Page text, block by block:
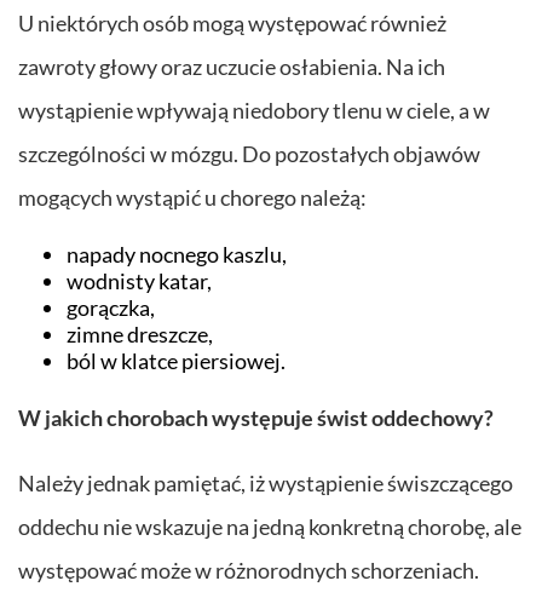
U niektórych osób mogą występować również
zawroty głowy oraz uczucie osłabienia. Na ich
wystąpienie wpływają niedobory tlenu w ciele, a w
szczególności w mózgu. Do pozostałych objawów
mogących wystąpić u chorego należą:
napady nocnego kaszlu,
wodnisty katar,
gorączka,
zimne dreszcze,
ból w klatce piersiowej.
W jakich chorobach występuje świst oddechowy?
Należy jednak pamiętać, iż wystąpienie świszczącego
oddechu nie wskazuje na jedną konkretną chorobę, ale
występować może w różnorodnych schorzeniach.